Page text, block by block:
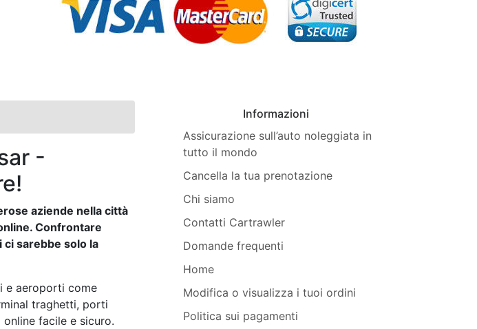
-
aziende nella città
Confrontare
sarebbe solo la
e aeroporti come
traghetti, porti
facile e sicuro.
Informazioni
Assicurazione sull’auto noleggiata in
tutto il mondo
Cancella la tua prenotazione
Chi siamo
Contatti Cartrawler
Domande frequenti
Home
Modifica o visualizza i tuoi ordini
Politica sui pagamenti